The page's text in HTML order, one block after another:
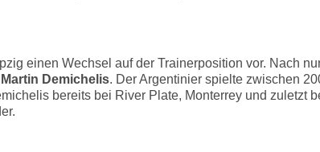
einen Wechsel auf der Trainerposition vor. Nach
Martin Demichelis. Der Argentinier spielte zwischen
bereits bei River Plate, Monterrey und zuletzt